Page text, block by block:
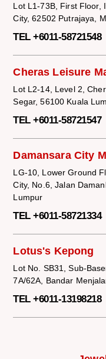
Lot L1-73B, First Floor,
City, 62502 Putrajaya,
TEL +6011-58721548
Cheras Leisure
Lot L2-14, Level 2,
Segar, 56100 Kuala
TEL +6011-58721547
Damansara City
LG-10, Lower Ground
City, No.6, Jalan
Lumpur
TEL +6011-58721334
Lotus's Kepong
Lot No. SB31, Sub-
7A/62A, Bandar
TEL +6011-13198218